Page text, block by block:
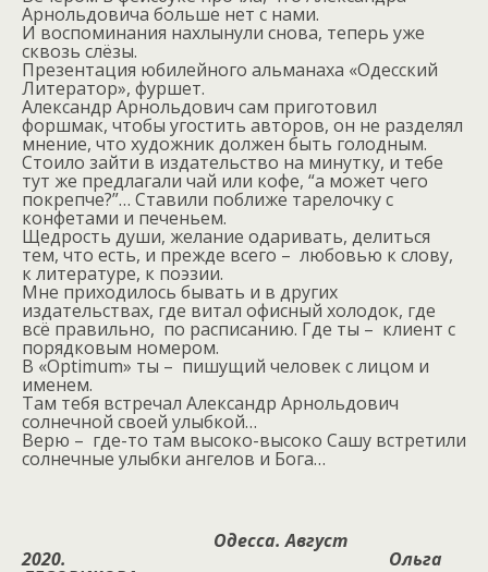
Арнольдовича больше нет с нами.
И воспоминания нахлынули снова, теперь уже
сквозь слёзы.
Презентация юбилейного альманаха «Одесский
Литератор», фуршет.
Александр Арнольдович сам приготовил
форшмак, чтобы угостить авторов, он не разделял
мнение, что художник должен быть голодным.
Стоило зайти в издательство на минутку, и тебе
тут же предлагали чай или кофе, “а может чего
покрепче?”… Ставили поближе тарелочку с
конфетами и печеньем.
Щедрость души, желание одаривать, делиться
тем, что есть, и прежде всего – любовью к слову,
к литературе, к поэзии.
Мне приходилось бывать и в других
издательствах, где витал офисный холодок, где
всё правильно, по расписанию. Где ты – клиент с
порядковым номером.
В «Optimum» ты – пишущий человек с лицом и
именем.
Там тебя встречал Александр Арнольдович
солнечной своей улыбкой…
Верю – где-то там высоко-высоко Сашу встретили
солнечные улыбки ангелов и Бога…
Одесса. Август
2020. Ольга